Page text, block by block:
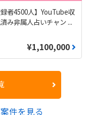
録者4500人】YouTube収
み非属人占いチャン ...
¥1,100,000
件を見る